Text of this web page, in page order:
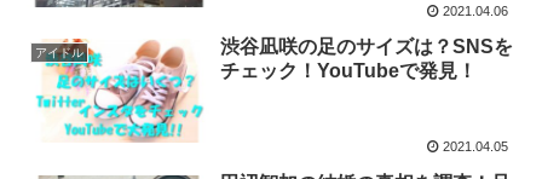
2021.04.06
アイドル
渋谷凪咲の足のサイズは？SNSを
チェック！YouTubeで発見！
2021.04.05